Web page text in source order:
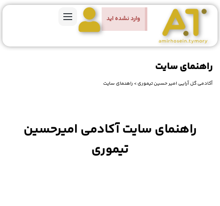
وارد نشده اید
راهنمای سایت
آکادمی گل آرایی امیر حسین تیموری>راهنمای سایت
راهنمای سایت آکادمی امیرحسین
تیموری